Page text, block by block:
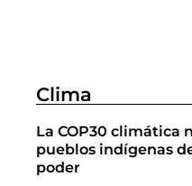
Clima
La COP30 climática
pueblos indígenas
poder